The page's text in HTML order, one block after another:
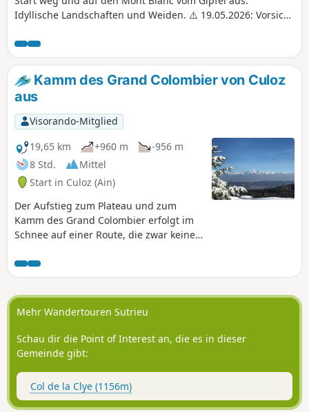
Idyllische Landschaften und Weiden. ⚠️ 19.05.2026: Vorsicht
für Kinder und Personen mit Höhenangst. Lesen Sie die
Bewertungen.
Kamm des Grand Colombier von Culoz
aus
Visorando-Mitglied
19,65 km
+960 m
-956 m
8 Std.
Mittel
Start in Culoz (Ain)
Der Aufstieg zum Plateau und zum
Kamm des Grand Colombier erfolgt im
Schnee auf einer Route, die zwar keine
der geringen Ausgangshöhe relativ
lang ist. Der Grand Colombier ist ein
herrlicher Aussichtspunkt über die
Alpen.
Mehr Wandertouren Sutrieu
Schau dir die Point of Interest an, die es in dieser
Gemeinde gibt:
Col de la Clye (1156m)